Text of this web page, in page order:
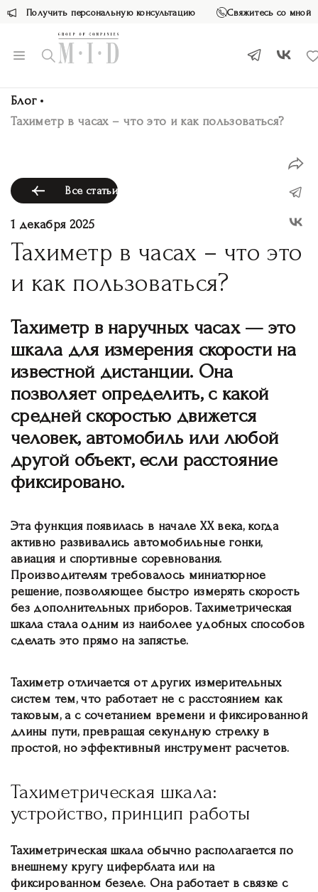
Получить персональную консультацию Свяжитесь со мной
Блог
Тахиметр в часах – что это и как пользоваться?
Все статьи
1 декабря 2025
Тахиметр в часах – что это
и как пользоваться?
Тахиметр в наручных часах — это
шкала для измерения скорости на
известной дистанции. Она
позволяет определить, с какой
средней скоростью движется
человек, автомобиль или любой
другой объект, если расстояние
фиксировано.
Эта функция появилась в начале XX века, когда
активно развивались автомобильные гонки,
авиация и спортивные соревнования.
Производителям требовалось миниатюрное
решение, позволяющее быстро измерять скорость
без дополнительных приборов. Тахиметрическая
шкала стала одним из наиболее удобных способов
сделать это прямо на запястье.
Тахиметр отличается от других измерительных
систем тем, что работает не с расстоянием как
таковым, а с сочетанием времени и фиксированной
длины пути, превращая секундную стрелку в
простой, но эффективный инструмент расчетов.
Тахиметрическая шкала:
устройство, принцип работы
Тахиметрическая шкала обычно располагается по
внешнему кругу циферблата или на
фиксированном безеле. Она работает в связке с